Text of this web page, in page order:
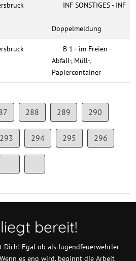
288 289 290
293 294 295 296
INF SONSTIGES - INF
-
Doppelmeldung
B 1 - im Freien -
Abfall-, Müll-,
Papiercontainer
bereit!
Dich! Egal ob als Jugendfeuerwehrler
es eng wird, beginnt die Arbeit